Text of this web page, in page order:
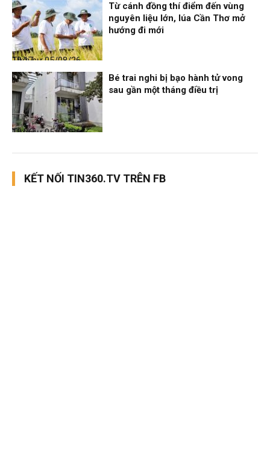
Thời sự
05/08/26, 19:17
Từ cánh đồng thí điểm đến vùng
nguyên liệu lớn, lúa Cần Thơ mở
hướng đi mới
Thời sự
05/08/26, 12:06
Bé trai nghi bị bạo hành tử vong
sau gần một tháng điều trị
KẾT NỐI TIN360.TV TRÊN FB